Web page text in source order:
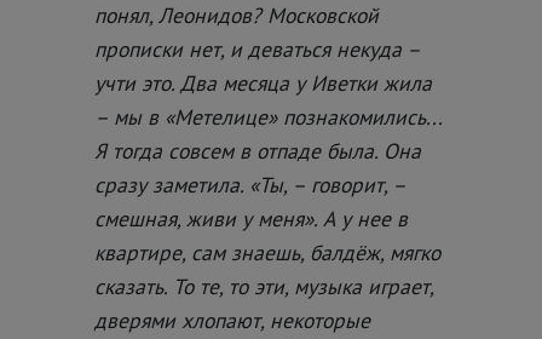
понял, Леонидов? Московской
прописки нет, и деваться некуда –
учти это. Два месяца у Иветки жила
– мы в «Метелице» познакомились...
Я тогда совсем в отпаде была. Она
сразу заметила. «Ты, – говорит, –
смешная, живи у меня». А у нее в
квартире, сам знаешь, балдёж, мягко
сказать. То те, то эти, музыка играет,
дверями хлопают, некоторые